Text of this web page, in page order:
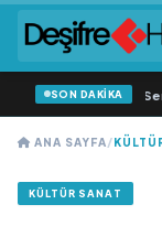
SON DAKİKA
Zincirleri Sahibi
ANA SAYFA/
KÜLTÜR SANAT